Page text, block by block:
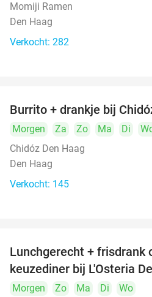
Momiji Ramen
Den Haag
Verkocht: 282
Burrito + drankje bij
Morgen Za Zo Ma Di
Chidóz Den Haag
Den Haag
Verkocht: 145
Lunchgerecht + frisdrank
keuzediner bij L'Osteria
Morgen Zo Ma Di
Wo